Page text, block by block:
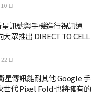
日
訊號與手機進行視訊通
眾推出 DIRECT TO CELL
日
星傳訊能耐其他 Google 手
代 Pixel Fold 也將擁有的